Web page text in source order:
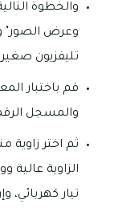
والخطوة
وعرض الصور’
تليفزيون صغير.
قم باختبار
والمسجل
ثم اختر زاوية
الزاوية
تيار كهربائي،